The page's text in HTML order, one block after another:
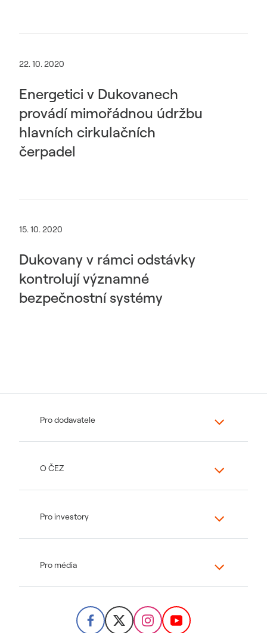
22. 10. 2020
Energetici v Dukovanech
provádí mimořádnou údržbu
hlavních cirkulačních
čerpadel
15. 10. 2020
Dukovany v rámci odstávky
kontrolují významné
bezpečnostní systémy
Pro dodavatele
O ČEZ
Pro investory
Pro média